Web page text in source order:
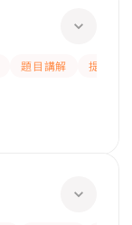
題目講解
提供練